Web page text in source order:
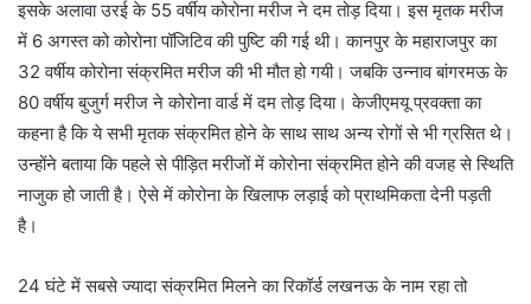
इसके अलावा उरई के 55 वर्षीय कोरोना मरीज ने दम तोड़ दिया। इस मृतक मरीज
में 6 अगस्त को कोरोना पॉजिटिव की पुष्टि की गई थी। कानपुर के महाराजपुर का
32 वर्षीय कोरोना संक्रमित मरीज की भी मौत हो गयी। जबकि उन्नाव बांगरमऊ के
80 वर्षीय बुजुर्ग मरीज ने कोरोना वार्ड में दम तोड़ दिया। केजीएमयू प्रवक्ता का
कहना है कि ये सभी मृतक संक्रमित होने के साथ साथ अन्य रोगों से भी ग्रसित थे।
उन्होंने बताया कि पहले से पीड़ित मरीजों में कोरोना संक्रमित होने की वजह से स्थिति
नाजुक हो जाती है। ऐसे में कोरोना के खिलाफ लड़ाई को प्राथमिकता देनी पड़ती
है।
24 घंटे में सबसे ज्यादा संक्रमित मिलने का रिकॉर्ड लखनऊ के नाम रहा तो